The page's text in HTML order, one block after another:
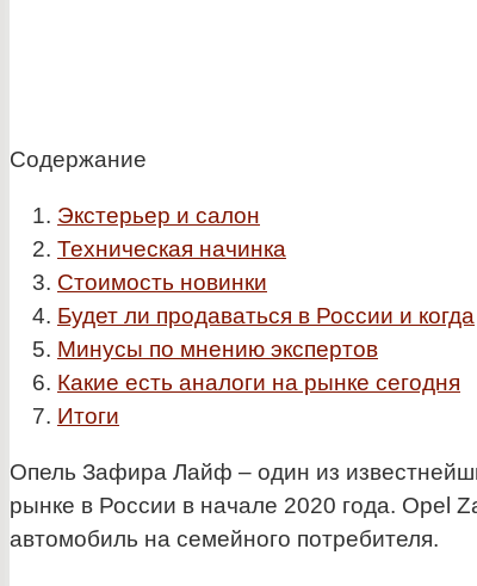
Содержание
Экстерьер и салон
Техническая начинка
Стоимость новинки
Будет ли продаваться в России и когда
Минусы по мнению экспертов
Какие есть аналоги на рынке сегодня
Итоги
Опель Зафира Лайф – один из
рынке в России в начале 2020 года. Opel
автомобиль на семейного потребителя.